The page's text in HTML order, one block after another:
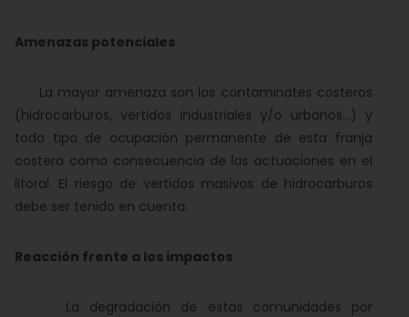
Amenazas potenciales
La mayor amenaza son los contaminates costeros
(hidrocarburos, vertidos industriales y/o urbanos...) y
todo tipo de ocupación permanente de esta franja
costera como consecuencia de las actuaciones en el
litoral. El riesgo de vertidos masivos de hidrocarburos
debe ser tenido en cuenta.
Reacción frente a los impactos
La degradación de estas comunidades por